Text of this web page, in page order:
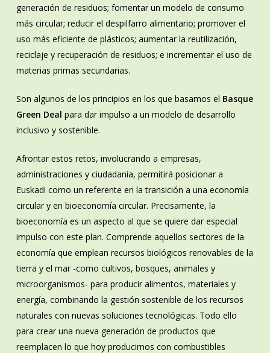
generación de residuos; fomentar un modelo de consumo
más circular; reducir el despilfarro alimentario; promover el
uso más eficiente de plásticos; aumentar la reutilización,
reciclaje y recuperación de residuos; e incrementar el uso de
materias primas secundarias.
Son algunos de los principios en los que basamos el Basque
Green Deal para dar impulso a un modelo de desarrollo
inclusivo y sostenible.
Afrontar estos retos, involucrando a empresas,
administraciones y ciudadanía, permitirá posicionar a
Euskadi como un referente en la transición a una economía
circular y en bioeconomía circular. Precisamente, la
bioeconomía es un aspecto al que se quiere dar especial
impulso con este plan. Comprende aquellos sectores de la
economía que emplean recursos biológicos renovables de la
tierra y el mar -como cultivos, bosques, animales y
microorganismos- para producir alimentos, materiales y
energía, combinando la gestión sostenible de los recursos
naturales con nuevas soluciones tecnológicas. Todo ello
para crear una nueva generación de productos que
reemplacen lo que hoy producimos con combustibles